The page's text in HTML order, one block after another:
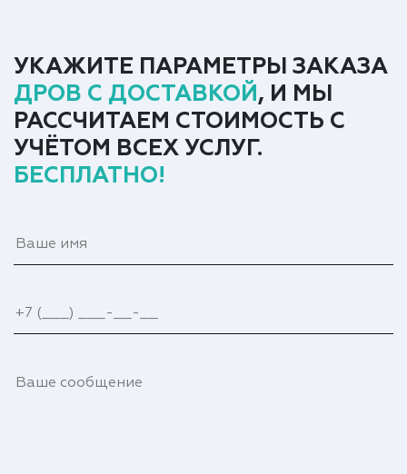
УКАЖИТЕ ПАРАМЕТРЫ ЗАКАЗА
ДРОВ С ДОСТАВКОЙ , И МЫ
РАССЧИТАЕМ СТОИМОСТЬ С
УЧЁТОМ ВСЕХ УСЛУГ.
БЕСПЛАТНО!